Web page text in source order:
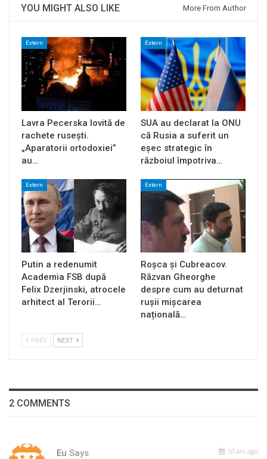
YOU MIGHT ALSO LIKE More From Author
Extern
Lavra Pecerska lovită de
rachete rusești.
„Aparatorii ortodoxiei”
au…
Extern
SUA au declarat la ONU
că Rusia a suferit un
eșec strategic în
războiul împotriva…
Extern
Putin a redenumit
Academia FSB după
Felix Dzerjinski, atrocele
arhitect al Terorii…
Extern
Roșca și Cubreacov.
Răzvan Gheorghe
despre cum au deturnat
rușii mișcarea
națională…
PREV NEXT
2 COMMENTS
Eu Says 10 ani ago